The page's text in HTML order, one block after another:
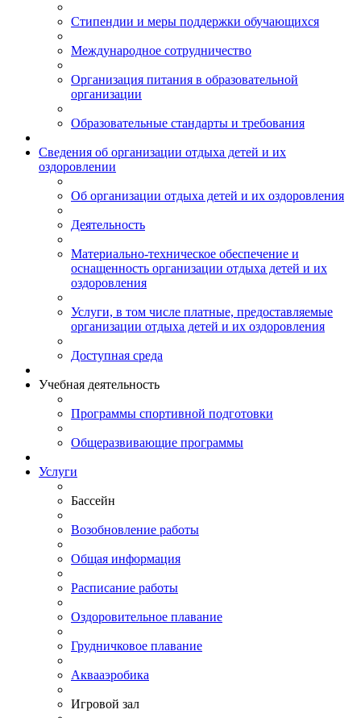
Стипендии и меры поддержки обучающихся
Международное сотрудничество
Организация питания в образовательной
организации
Образовательные стандарты и требования
Сведения об организации отдыха детей и их
оздоровлении
Об организации отдыха детей и их оздоровления
Деятельность
Материально-техническое обеспечение и
оснащенность организации отдыха детей и их
оздоровления
Услуги, в том числе платные, предоставляемые
организации отдыха детей и их оздоровления
Доступная среда
Учебная деятельность
Программы спортивной подготовки
Общеразвивающие программы
Услуги
Бассейн
Возобновление работы
Общая информация
Расписание работы
Оздоровительное плавание
Грудничковое плавание
Аквааэробика
Игровой зал